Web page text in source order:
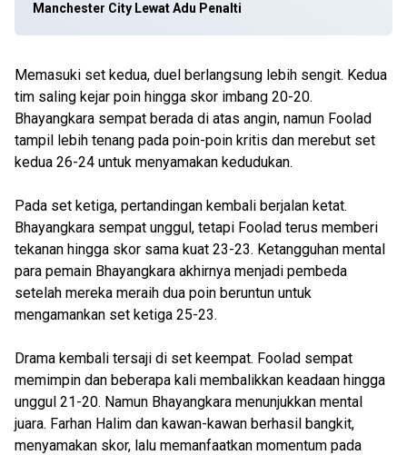
Manchester City Lewat Adu Penalti
Memasuki set kedua, duel berlangsung lebih sengit. Kedua
tim saling kejar poin hingga skor imbang 20-20.
Bhayangkara sempat berada di atas angin, namun Foolad
tampil lebih tenang pada poin-poin kritis dan merebut set
kedua 26-24 untuk menyamakan kedudukan.
Pada set ketiga, pertandingan kembali berjalan ketat.
Bhayangkara sempat unggul, tetapi Foolad terus memberi
tekanan hingga skor sama kuat 23-23. Ketangguhan mental
para pemain Bhayangkara akhirnya menjadi pembeda
setelah mereka meraih dua poin beruntun untuk
mengamankan set ketiga 25-23.
Drama kembali tersaji di set keempat. Foolad sempat
memimpin dan beberapa kali membalikkan keadaan hingga
unggul 21-20. Namun Bhayangkara menunjukkan mental
juara. Farhan Halim dan kawan-kawan berhasil bangkit,
menyamakan skor, lalu memanfaatkan momentum pada